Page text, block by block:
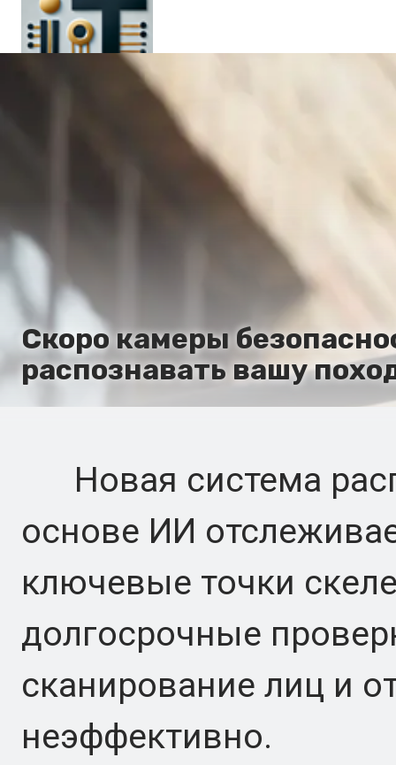
Скоро камеры
распознавать вашу
Новая система
основе ИИ
ключевые точки
долгосрочные
сканирование лиц и
неэффективно.